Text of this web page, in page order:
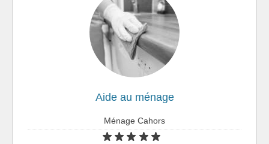
Aide au ménage
Ménage Cahors